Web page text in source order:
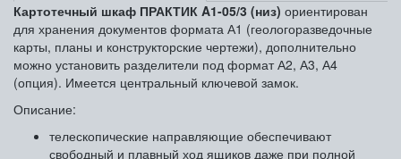
Картотечный шкаф ПРАКТИК A1-05/3 (низ) ориентирован
для хранения документов формата А1 (геологоразведочные
карты, планы и конструкторские чертежи), дополнительно
можно установить разделители под формат А2, А3, А4
(опция). Имеется центральный ключевой замок.
Описание:
телескопические направляющие обеспечивают
свободный и плавный ход ящиков даже при полной